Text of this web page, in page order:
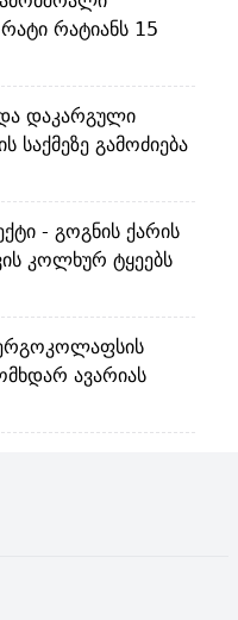
რატიანს 15
და დაკარგული
საქმეზე გამოძიება
- გოგნის ქარის
კოლხურ ტყეებს
ავარიას